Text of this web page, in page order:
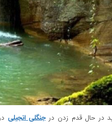
در حال قدم زدن درجنگلی انجیلی